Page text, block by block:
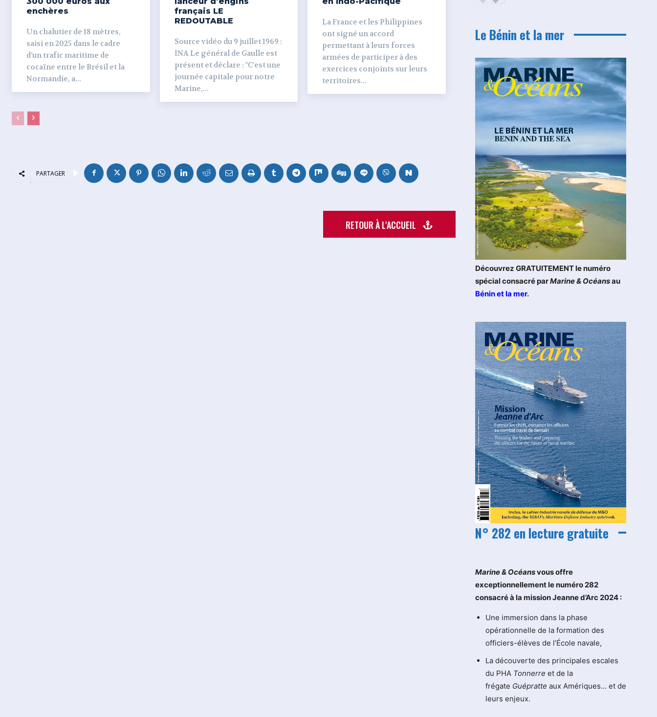
enchères
Un chalutier de 18 mètres,
saisi en 2025 dans le cadre
d’un trafic maritime de
cocaïne entre le Brésil et la
Normandie, a...
français LE
REDOUTABLE
Source vidéo du 9 juillet 1969 :
INA Le général de Gaulle est
présent et déclare : "C’est une
journée capitale pour notre
Marine,...
La France et les Philippines
ont signé un accord
permettant à leurs forces
armées de participer à des
exercices conjoints sur leurs
territoires...
PARTAGER
RETOUR À L'ACCUEIL
Le Bénin et la mer
Découvrez GRATUITEMENT le numéro
spécial consacré parMarine & Océansau
Bénin et la mer.
N° 282 en lecture gratuite
Marine & Océansvous offre
exceptionnellement le numéro 282
consacré à la mission Jeanne d’Arc 2024 :
Une immersion dans la phase
opérationnelle de la formation des
officiers-élèves de l’École navale,
La découverte des principales escales
du PHA Tonnerre et de la
frégate Guépratte aux Amériques… et de
leurs enjeux.